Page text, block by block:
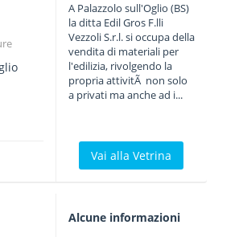
A Palazzolo sull'Oglio (BS)
la ditta Edil Gros F.lli
Vezzoli S.r.l. si occupa della
vendita di materiali per
l'edilizia, rivolgendo la
propria attivitÃ non solo
a privati ma anche ad i...
Vai alla Vetrina
Alcune informazioni